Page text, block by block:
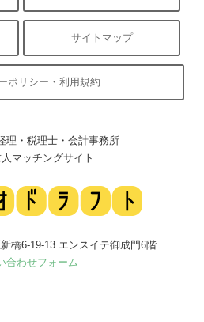
サイトマップ
ポリシー・利用規約
理・税理士・会計事務所
マッチングサイト
橋6-19-13 エンスイテ御成門6階
合わせフォーム